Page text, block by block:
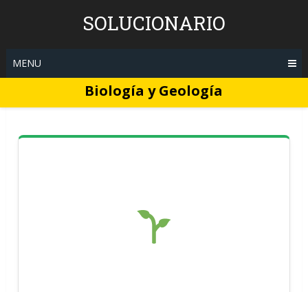
SOLUCIONARIO
MENU
Biología y Geología